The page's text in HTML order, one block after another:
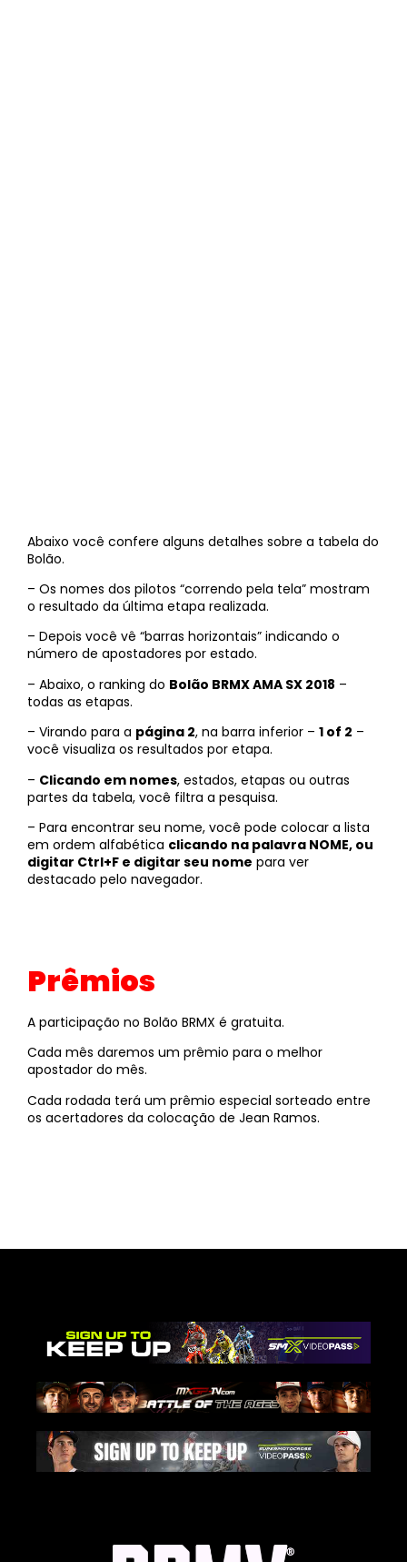
Abaixo você confere alguns detalhes sobre a tabela do
Bolão.
– Os nomes dos pilotos “correndo pela tela” mostram
o resultado da última etapa realizada.
– Depois você vê “barras horizontais” indicando o
número de apostadores por estado.
– Abaixo, o ranking do Bolão BRMX AMA SX 2018 –
todas as etapas.
– Virando para a página 2, na barra inferior – 1 of 2 –
você visualiza os resultados por etapa.
– Clicando em nomes, estados, etapas ou outras
partes da tabela, você filtra a pesquisa.
– Para encontrar seu nome, você pode colocar a lista
em ordem alfabética clicando na palavra NOME, ou
digitar Ctrl+F e digitar seu nome para ver
destacado pelo navegador.
Prêmios
A participação no Bolão BRMX é gratuita.
Cada mês daremos um prêmio para o melhor
apostador do mês.
Cada rodada terá um prêmio especial sorteado entre
os acertadores da colocação de Jean Ramos.